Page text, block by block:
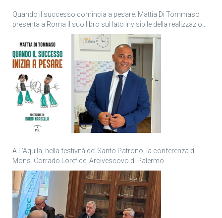
Quando il successo comincia a pesare: Mattia Di Tommaso
presenta a Roma il suo libro sul lato invisibile della realizzazione
A L’Aquila, nella festività del Santo Patrono, la conferenza di
Mons. Corrado Lorefice, Arcivescovo di Palermo